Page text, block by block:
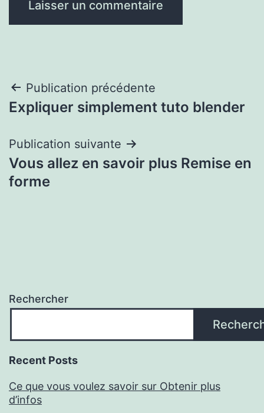
Navigation
de
l’article
Publication précédente
Expliquer simplement tuto blender
Publication suivante
Vous allez en savoir plus Remise en
forme
Rechercher
Recent Posts
Ce que vous voulez savoir sur Obtenir plus
d’infos